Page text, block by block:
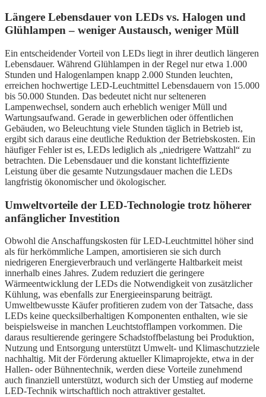
Längere Lebensdauer von LEDs vs. Halogen und
Glühlampen – weniger Austausch, weniger Müll
Ein entscheidender Vorteil von LEDs liegt in ihrer deutlich längeren
Lebensdauer. Während Glühlampen in der Regel nur etwa 1.000
Stunden und Halogenlampen knapp 2.000 Stunden leuchten,
erreichen hochwertige LED-Leuchtmittel Lebensdauern von 15.000
bis 50.000 Stunden. Das bedeutet nicht nur selteneren
Lampenwechsel, sondern auch erheblich weniger Müll und
Wartungsaufwand. Gerade in gewerblichen oder öffentlichen
Gebäuden, wo Beleuchtung viele Stunden täglich in Betrieb ist,
ergibt sich daraus eine deutliche Reduktion der Betriebskosten. Ein
häufiger Fehler ist es, LEDs lediglich als „niedrigere Wattzahl“ zu
betrachten. Die Lebensdauer und die konstant lichteffiziente
Leistung über die gesamte Nutzungsdauer machen die LEDs
langfristig ökonomischer und ökologischer.
Umweltvorteile der LED-Technologie trotz höherer
anfänglicher Investition
Obwohl die Anschaffungskosten für LED-Leuchtmittel höher sind
als für herkömmliche Lampen, amortisieren sie sich durch
niedrigeren Energieverbrauch und verlängerte Haltbarkeit meist
innerhalb eines Jahres. Zudem reduziert die geringere
Wärmeentwicklung der LEDs die Notwendigkeit von zusätzlicher
Kühlung, was ebenfalls zur Energieeinsparung beiträgt.
Umweltbewusste Käufer profitieren zudem von der Tatsache, dass
LEDs keine quecksilberhaltigen Komponenten enthalten, wie sie
beispielsweise in manchen Leuchtstofflampen vorkommen. Die
daraus resultierende geringere Schadstoffbelastung bei Produktion,
Nutzung und Entsorgung unterstützt Umwelt- und Klimaschutzziele
nachhaltig. Mit der Förderung aktueller Klimaprojekte, etwa in der
Hallen- oder Bühnentechnik, werden diese Vorteile zunehmend
auch finanziell unterstützt, wodurch sich der Umstieg auf moderne
LED-Technik wirtschaftlich noch attraktiver gestaltet.